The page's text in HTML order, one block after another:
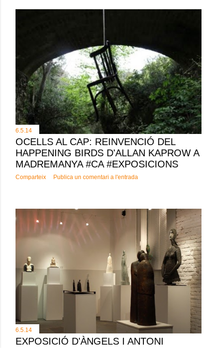
6.5.14
OCELLS AL CAP: REINVENCIÓ DEL
HAPPENING BIRDS D'ALLAN KAPROW A
MADREMANYA #CA #EXPOSICIONS
Comparteix Publica un comentari a l'entrada
6.5.14
EXPOSICIÓ D'ÀNGELS I ANTONI